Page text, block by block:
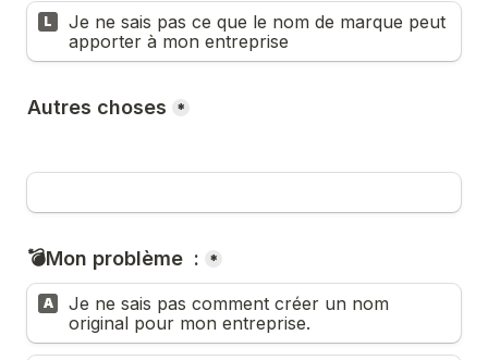
L
Je ne sais pas ce que le nom de marque peut
apporter à mon entreprise
Autres choses *
💣Mon problème  : *
A
Je ne sais pas comment créer un nom
original pour mon entreprise.